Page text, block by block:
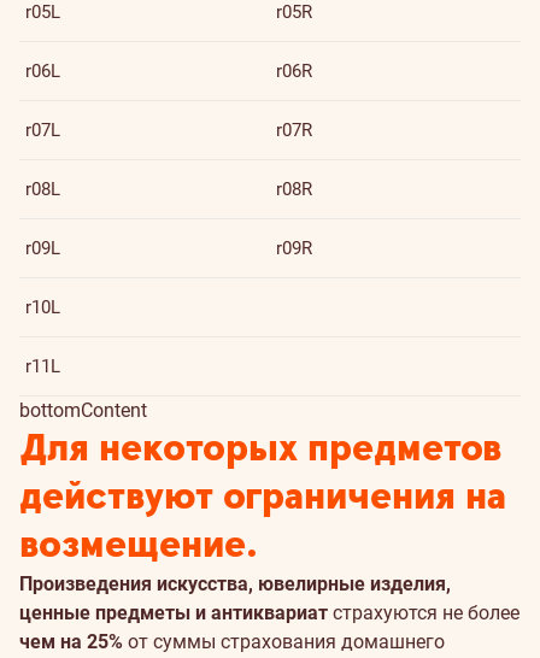
r05L r05R
r06L r06R
r07L r07R
r08L r08R
r09L r09R
r10L
r11L
bottomContent
Для некоторых предметов
действуют ограничения на
возмещение.
Произведения искусства, ювелирные изделия,
ценные предметы и антиквариат страхуются не более
чем на 25% от суммы страхования домашнего